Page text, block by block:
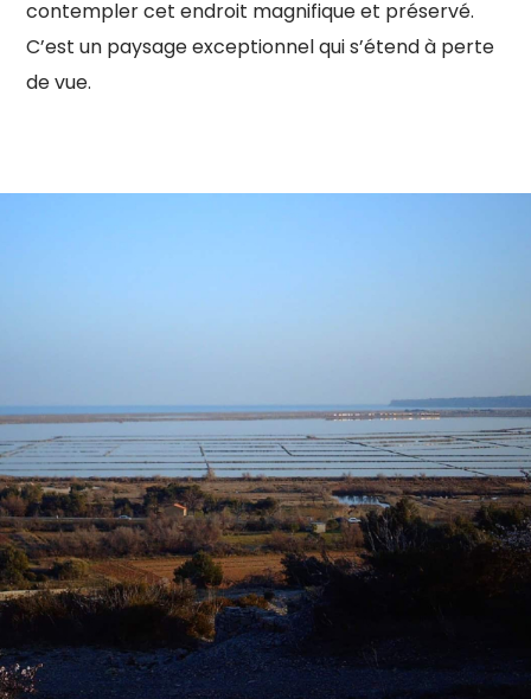
contempler cet endroit magnifique et préservé.
C’est un paysage exceptionnel qui s’étend à perte
de vue.